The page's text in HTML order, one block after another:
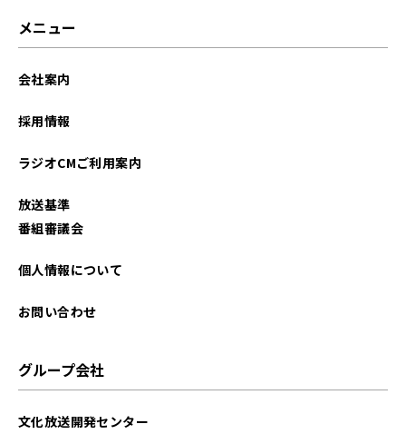
メニュー
会社案内
採用情報
ラジオCMご利用案内
放送基準
番組審議会
個人情報について
お問い合わせ
グループ会社
文化放送開発センター